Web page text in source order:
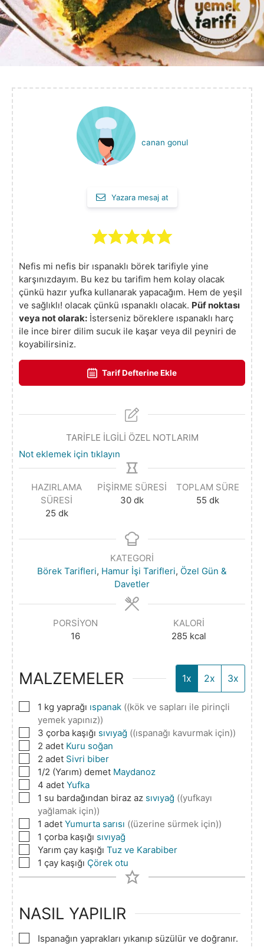
canan gonul
Yazara mesaj at
Nefis mi nefis bir ıspanaklı börek tarifiyle yine
karşınızdayım. Bu kez bu tarifim hem kolay olacak
çünkü hazır yufka kullanarak yapacağım. Hem de yeşil
ve sağlıklı! olacak çünkü ıspanaklı olacak. Püf noktası
veya not olarak: İsterseniz böreklere ıspanaklı harç
ile ince birer dilim sucuk ile kaşar veya dil peyniri de
koyabilirsiniz.
Tarif Defterine Ekle
TARİFLE İLGİLİ ÖZEL NOTLARIM
Not eklemek için tıklayın
HAZIRLAMA
SÜRESI
25 dk
PIŞIRME SÜRESI
30 dk
TOPLAM SÜRE
55 dk
KATEGORI
Börek Tarifleri, Hamur İşi Tarifleri, Özel Gün &
Davetler
PORSIYON
16
KALORI
285 kcal
MALZEMELER 1x 2x 3x
▢1 kg yaprağı ıspanak ((kök ve sapları ile pirinçli
yemek yapınız))
▢
3 çorba kaşığı sıvıyağ ((ıspanağı kavurmak için))
▢
2 adet Kuru soğan
▢
2 adet Sivri biber
▢1/2 (Yarım) demet Maydanoz
▢
4 adet Yufka
▢1 su bardağından biraz az sıvıyağ ((yufkayı
yağlamak için))
▢1 adet Yumurta sarısı ((üzerine sürmek için))
▢1 çorba kaşığı sıvıyağ
▢
Yarım çay kaşığı Tuz ve Karabiber
▢1 çay kaşığı Çörek otu
NASIL YAPILIR
▢
Ispanağın yaprakları yıkanıp süzülür ve doğranır.